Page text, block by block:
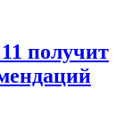
получит